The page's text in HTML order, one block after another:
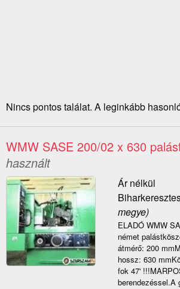
Nincs pontos találat. A leginkább
WMW SASE 200/02 x 630
használt
Ár nélkül
megye)
ELADÓ WMW
német
átmérő: 200
hossz: 630
fok 47'
berendezéssel.A